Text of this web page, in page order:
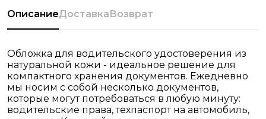
ОписаниеДоставкаВозврат
Обложка для водительского удостоверения из
натуральной кожи - идеальное решение для
компактного хранения документов. Ежедневно
мы носим с собой несколько документов,
которые могут потребоваться в любую минуту:
водительские права, техпаспорт на автомобиль,